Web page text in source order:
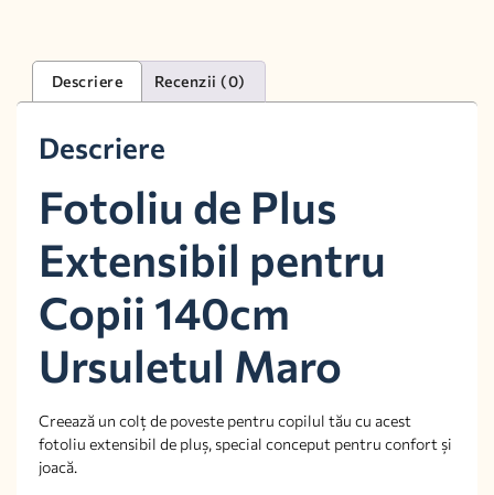
Descriere Recenzii (0)
Descriere
Fotoliu de Plus
Extensibil pentru
Copii 140cm
Ursuletul Maro
Creează un colț de poveste pentru copilul tău cu acest
fotoliu extensibil de pluș, special conceput pentru confort și
joacă.